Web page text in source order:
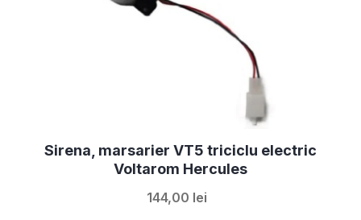
Sirena, marsarier VT5 triciclu electric
Voltarom Hercules
144,00 lei